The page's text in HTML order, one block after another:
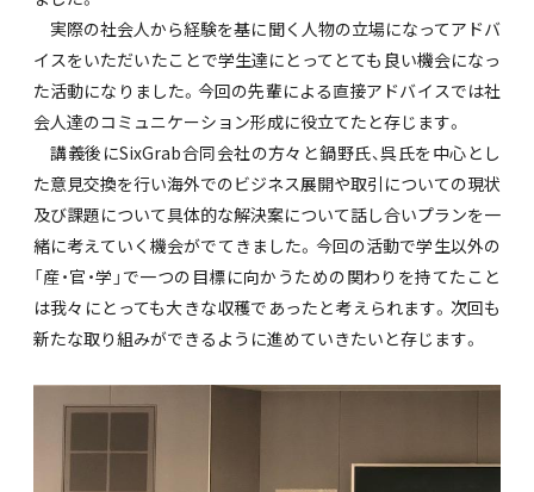
実際の社会人から経験を基に聞く人物の立場になってアドバ
イスをいただいたことで学生達にとってとても良い機会になっ
た活動になりました。今回の先輩による直接アドバイスでは社
会人達のコミュニケーション形成に役立てたと存じます。
講義後にSixGrab合同会社の方々と鍋野氏、呉氏を中心とし
た意見交換を行い海外でのビジネス展開や取引についての現状
及び課題について具体的な解決案について話し合いプランを一
緒に考えていく機会がでてきました。今回の活動で学生以外の
「産・官・学」で一つの目標に向かうための関わりを持てたこと
は我々にとっても大きな収穫であったと考えられます。次回も
新たな取り組みができるように進めていきたいと存じます。